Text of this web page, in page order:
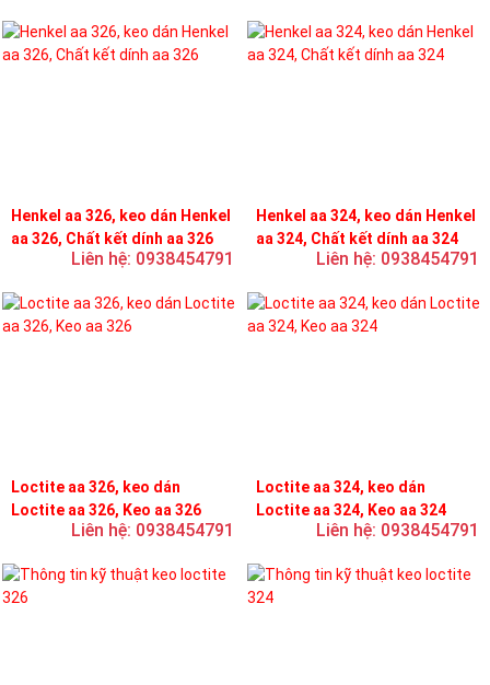
Henkel aa 326, keo dán Henkel
aa 326, Chất kết dính aa 326
Liên hệ: 0938454791
Henkel aa 324, keo dán Henkel
aa 324, Chất kết dính aa 324
Liên hệ: 0938454791
Loctite aa 326, keo dán
Loctite aa 326, Keo aa 326
Liên hệ: 0938454791
Loctite aa 324, keo dán
Loctite aa 324, Keo aa 324
Liên hệ: 0938454791